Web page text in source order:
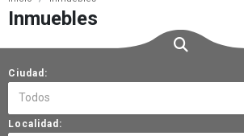
Inmuebles
Ciudad:
Todos
Localidad: